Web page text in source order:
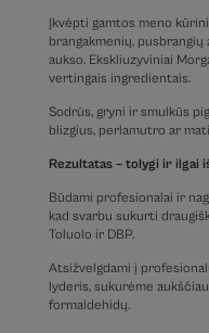
Įkvėpti gamtos meno
brangakmenių,
aukso. Ekskliuzyviniai
vertingais ingredientais.
Sodrūs, gryni ir smulkūs
blizgius, perlamutro ar
Rezultatas – tolygi ir ilgai
Būdami profesionalai ir
kad svarbu sukurti
Toluolo ir DBP.
Atsižvelgdami į
lyderis, sukurėme
formaldehidų.